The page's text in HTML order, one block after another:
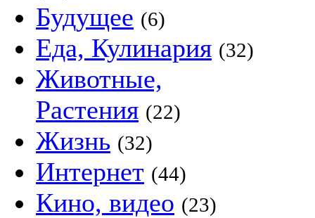
Будущее (6)
Еда, Кулинария (32)
Животные,
Растения (22)
Жизнь (32)
Интернет (44)
Кино, видео (23)